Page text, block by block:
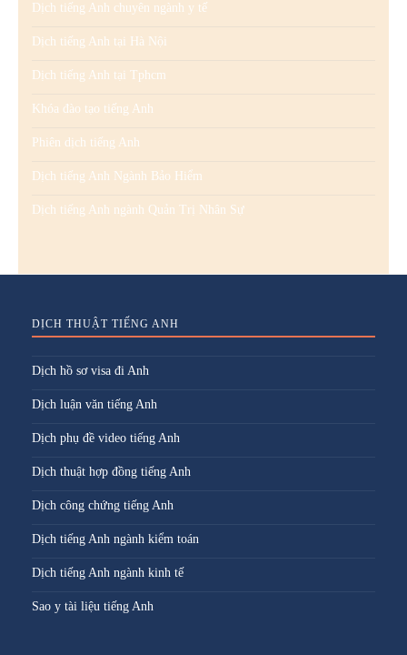
Dịch tiếng Anh chuyên ngành y tế
Dịch tiếng Anh tại Hà Nội
Dịch tiếng Anh tại Tphcm
Khóa đào tạo tiếng Anh
Phiên dịch tiếng Anh
Dịch tiếng Anh Ngành Bảo Hiểm
Dịch tiếng Anh ngành Quản Trị Nhân Sự
DỊCH THUẬT TIẾNG ANH
Dịch hồ sơ visa đi Anh
Dịch luận văn tiếng Anh
Dịch phụ đề video tiếng Anh
Dịch thuật hợp đồng tiếng Anh
Dịch công chứng tiếng Anh
Dịch tiếng Anh ngành kiểm toán
Dịch tiếng Anh ngành kinh tế
Sao y tài liệu tiếng Anh